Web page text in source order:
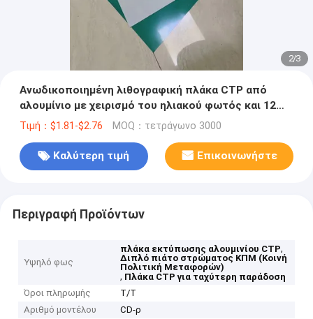
2/3
Ανωδικοποιημένη λιθογραφική πλάκα CTP από
αλουμίνιο με χειρισμό του ηλιακού φωτός και 12
μήνες ασφαλή διάρκεια ζωής για εμπορική
Τιμή：$1.81-$2.76 MOQ：τετράγωνο 3000
Καλύτερη τιμή Επικοινωνήστε
Περιγραφή Προϊόντων
Υψηλό φως
πλάκα εκτύπωσης αλουμινίου CTP,
Διπλό πιάτο στρώματος ΚΠΜ (Κοινή
Πολιτική Μεταφορών)
, Πλάκα CTP για ταχύτερη παράδοση
Όροι πληρωμής
T/T
Αριθμό μοντέλου
CD-ρ